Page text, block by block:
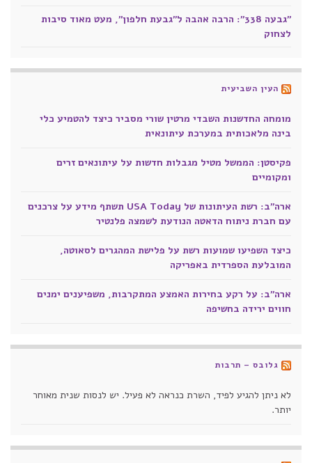
"גבעה 338": הרבה אהבה ל"גבעת חלפון", מעט מאוד סיבות
לצחוק
העין השביעית
מומחה החדשנות השבדי מרטין שורי מסביר כיצד להטמיע כלי
בינה מלאכותית במערכת עיתונאית
פקיסטן: הממשל מטיל מגבלות חדשות על עיתונאים זרים
ומקומיים
ארה"ב: רשת העיתונות של USA Today תשתף מידע על צרכנים
עם חברת ניתוח הדאטה הנודעת לשמצה פלנטיר
כיצד השפיעו שמועות רשת על פלישת המהגרים לסאוטה,
המובלעת הספרדית באפריקה
ארה"ב: על רקע בחירות האמצע המתקרבות, משפיענים ימנים
חווים ירידה בחשיפה
גלובס – תרבות
לא ניתן להגיע לפיד, השרת כנראה לא פעיל. יש לנסות שנית מאוחר
יותר.